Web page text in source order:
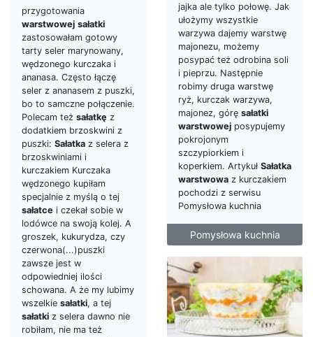
jajka ale tylko połowę. Jak
ułożymy wszystkie
warzywa dajemy warstwę
majonezu, możemy
posypać też odrobina soli
i pieprzu. Następnie
robimy druga warstwę
ryż, kurczak warzywa,
majonez, górę sałatki
warstwowej posypujemy
pokrojonym
szczypiorkiem i
koperkiem. Artykuł Sałatka
warstwowa z kurczakiem
pochodzi z serwisu
Pomysłowa kuchnia
Pomysłowa kuchnia
przygotowania
warstwowej sałatki
zastosowałam gotowy
tarty seler marynowany,
wędzonego kurczaka i
ananasa. Często łączę
seler z ananasem z puszki,
bo to samczne połączenie.
Polecam też sałatkę z
dodatkiem brzoskwini z
puszki: Sałatka z selera z
brzoskwiniami i
kurczakiem Kurczaka
wędzonego kupiłam
specjalnie z myślą o tej
sałatce i czekał sobie w
lodówce na swoją kolej. A
groszek, kukurydza, czy
czerwona(...)puszki
zawsze jest w
odpowiedniej ilości
schowana. A że my lubimy
wszelkie sałatki, a tej
sałatki z selera dawno nie
robiłam, nie ma też